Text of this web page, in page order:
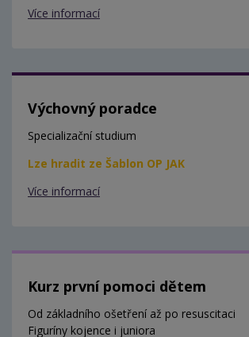
Více informací
Výchovný poradce
Specializační studium
Lze hradit ze Šablon OP JAK
Více informací
Kurz první pomoci dětem
Od základního ošetření až po resuscitaci
Figuríny kojence i juniora